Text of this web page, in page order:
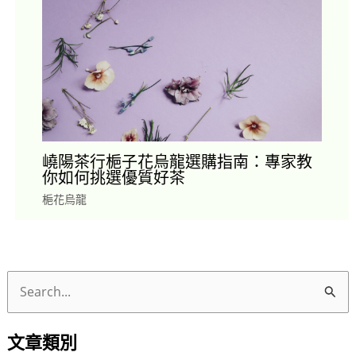
嶢陽茶行梔子花烏龍選購指南：專家教
你如何挑選優質好茶
梔花烏龍
關
文章類別